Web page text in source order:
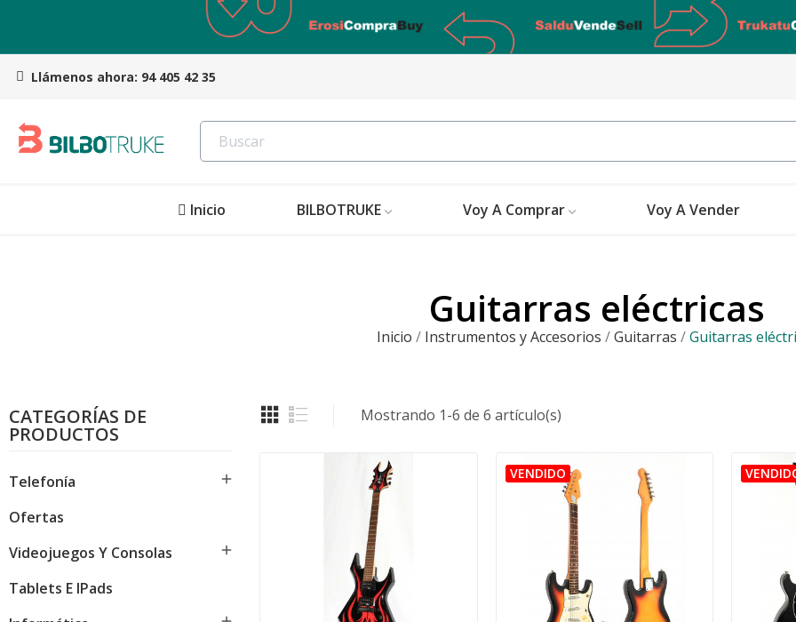
Llámenos ahora: 94 405 42 35
Inicio BILBOTRUKE Voy A Comprar Voy A Vender
Guitarras eléctricas
Inicio Instrumentos y Accesorios Guitarras Guitarras
CATEGORÍAS DE
PRODUCTOS
Telefonía 
Ofertas
Videojuegos Y Consolas

Tablets E IPads
Mostrando 1-6 de 6 artículo(s)